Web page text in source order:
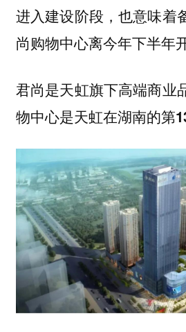
进入建设阶段，也意味着
尚购物中心离今年下半年
君尚是天虹旗下高端商业
物中心是天虹在湖南的第